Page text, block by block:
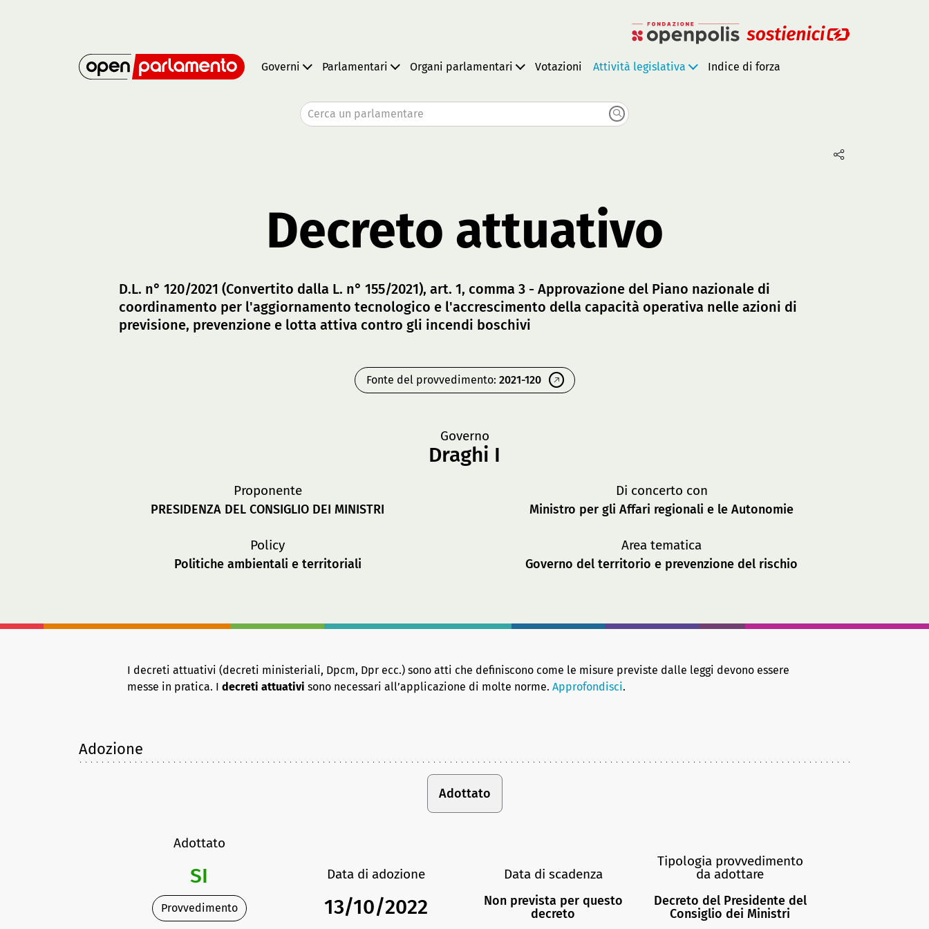
Governi Parlamentari Organi parlamentari Votazioni Attività legislativa Indice di forza
Cerca un parlamentare
Decreto attuativo
D.L. n° 120/2021 (Convertito dalla L. n° 155/2021), art. 1, comma 3 - Approvazione del Piano nazionale di
coordinamento per l'aggiornamento tecnologico e l'accrescimento della capacità operativa nelle azioni di
previsione, prevenzione e lotta attiva contro gli incendi boschivi
Fonte del provvedimento: 2021-120
Governo
Draghi I
Proponente
PRESIDENZA DEL CONSIGLIO DEI MINISTRI
Di concerto con
Ministro per gli Affari regionali e le Autonomie
Policy
Politiche ambientali e territoriali
Area tematica
Governo del territorio e prevenzione del rischio
I decreti attuativi (decreti ministeriali, Dpcm, Dpr ecc.) sono atti che definiscono come le misure previste dalle leggi devono essere
messe in pratica. I decreti attuativi sono necessari all’applicazione di molte norme. Approfondisci.
Adozione
Adottato
Adottato
SI
Provvedimento
Data di adozione
13/10/2022
Data di scadenza
Non prevista per questo
decreto
Tipologia provvedimento
da adottare
Decreto del Presidente del
Consiglio dei Ministri